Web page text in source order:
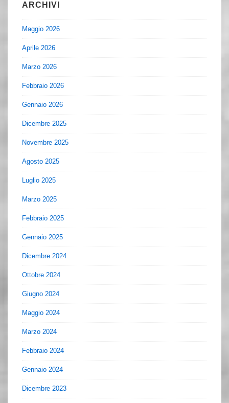
ARCHIVI
Maggio 2026
Aprile 2026
Marzo 2026
Febbraio 2026
Gennaio 2026
Dicembre 2025
Novembre 2025
Agosto 2025
Luglio 2025
Marzo 2025
Febbraio 2025
Gennaio 2025
Dicembre 2024
Ottobre 2024
Giugno 2024
Maggio 2024
Marzo 2024
Febbraio 2024
Gennaio 2024
Dicembre 2023